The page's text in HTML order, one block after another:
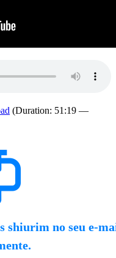
(Duration: 51:19 —
shiurim no seu e-